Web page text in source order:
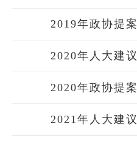
2019年政协提案
2020年人大建议
2020年政协提案
2021年人大建议